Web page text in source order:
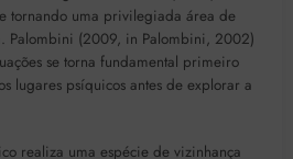
tornando uma privilegiada área de
Palombini (2009, in Palombini, 2002)
se torna fundamental primeiro
lugares psíquicos antes de explorar a
realiza uma espécie de vizinhança